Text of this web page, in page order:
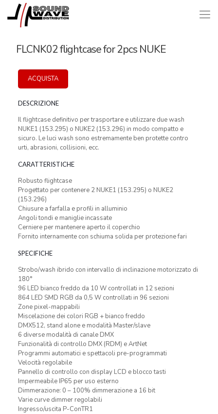
FLCNK02 flightcase for 2pcs NUKE
ACQUISTA
DESCRIZIONE
Il flightcase definitivo per trasportare e utilizzare due wash
NUKE1 (153.295) o NUKE2 (153.296) in modo compatto e
sicuro. Le luci wash sono estremamente ben protette contro
urti, abrasioni, collisioni, ecc.
CARATTERISTICHE
Robusto flightcase
Progettato per contenere 2 NUKE1 (153.295) o NUKE2
(153.296)
Chiusure a farfalla e profili in alluminio
Angoli tondi e maniglie incassate
Cerniere per mantenere aperto il coperchio
Fornito internamente con schiuma solida per protezione fari
SPECIFICHE
Strobo/wash ibrido con intervallo di inclinazione motorizzato di
180°
96 LED bianco freddo da 10 W controllati in 12 sezioni
864 LED SMD RGB da 0,5 W controllati in 96 sezioni
Zone pixel-mappabili
Miscelazione dei colori RGB + bianco freddo
DMX512, stand alone e modalità Master/slave
6 diverse modalità di canale DMX
Funzionalità di controllo DMX (RDM) e ArtNet
Programmi automatici e spettacoli pre-programmati
Velocità regolabile
Pannello di controllo con display LCD e blocco tasti
Impermeabile IP65 per uso esterno
Dimmerazione: 0 – 100% dimmerazione a 16 bit
Varie curve dimmer regolabili
Ingresso/uscita P-ConTR1